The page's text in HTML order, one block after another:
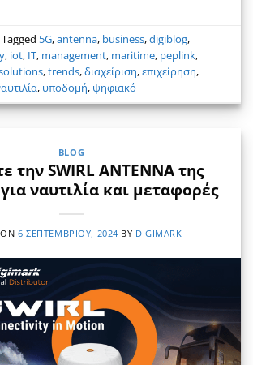
Tagged 5G,antenna, business,digiblog,
, iot, IT, management, maritime, peplink,
,trends,διαχείριση,επιχείρηση,
, υποδομή, ψηφιακό
BLOG
την SWIRL ANTENNA της
ναυτιλία και μεταφορές
ON6 ΣΕΠΤΕΜΒΡΊΟΥ, 2024 BY DIGIMARK